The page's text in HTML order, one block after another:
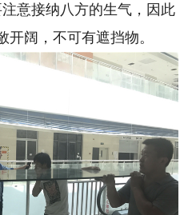
意接纳八方的生气，因此
开阔，不可有遮挡物。